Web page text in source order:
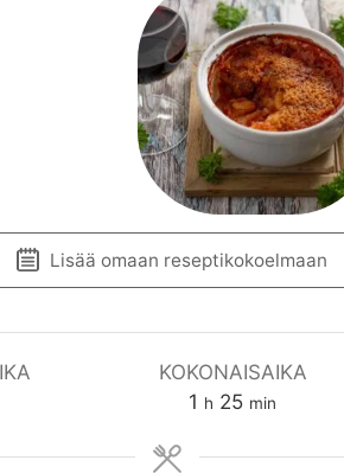
Lisää omaan reseptikokoelmaan
KOKONAISAIKA
1
n
h 25m
n
min